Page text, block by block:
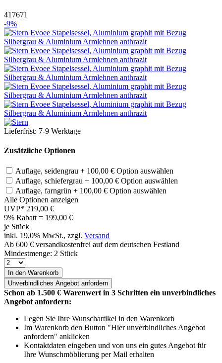
417671
-9%
Lieferfrist: 7-9 Werktage
Zusätzliche Optionen
Auflage, seidengrau + 100,00 € Option auswählen
Auflage, schiefergrau + 100,00 € Option auswählen
Auflage, farngrün + 100,00 € Option auswählen
Alle Optionen anzeigen
UVP* 219,00 €
9% Rabatt = 199,00 €
je Stück
inkl. 19,0% MwSt., zzgl. Versand
Ab 600 € versandkostenfrei auf dem deutschen Festland
Mindestmenge: 2 Stück
In den Warenkorb
Unverbindliches Angebot anfordern
Schon ab 1.500 € Warenwert in 3 Schritten ein unverbindliches
Angebot anfordern:
Legen Sie Ihre Wunschartikel in den Warenkorb
Im Warenkorb den Button "Hier unverbindliches Angebot
anfordern" anklicken
Kontaktdaten eingeben und von uns ein gutes Angebot für
Ihre Wunschmöblierung per Mail erhalten